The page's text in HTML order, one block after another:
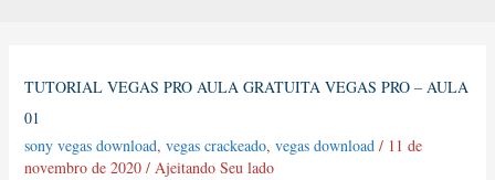
TUTORIAL VEGAS PRO AULA GRATUITA VEGAS PRO – AULA
01
sony vegas download, vegas crackeado, vegas download/ 11 de
novembro de 2020 / Ajeitando Seu lado
Tutorial
Pro
Aula